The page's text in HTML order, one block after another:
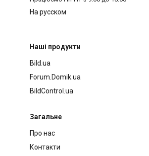
На русском
Наші продукти
Bild.ua
Forum.Domik.ua
BildControl.ua
Загальне
Про нас
Контакти